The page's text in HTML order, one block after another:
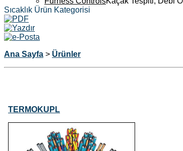
Sıcaklık Ürün Kategorisi
Ana Sayfa > Ürünler
TERMOKUPL